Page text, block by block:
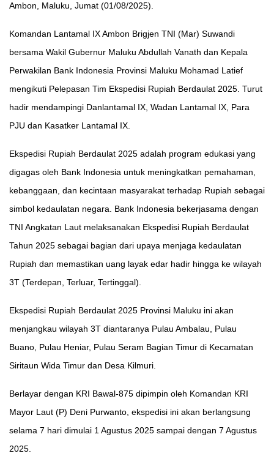
Ambon, Maluku, Jumat (01/08/2025).
Komandan Lantamal IX Ambon Brigjen TNI (Mar) Suwandi
bersama Wakil Gubernur Maluku Abdullah Vanath dan Kepala
Perwakilan Bank Indonesia Provinsi Maluku Mohamad Latief
mengikuti Pelepasan Tim Ekspedisi Rupiah Berdaulat 2025. Turut
hadir mendampingi Danlantamal IX, Wadan Lantamal IX, Para
PJU dan Kasatker Lantamal IX.
Ekspedisi Rupiah Berdaulat 2025 adalah program edukasi yang
digagas oleh Bank Indonesia untuk meningkatkan pemahaman,
kebanggaan, dan kecintaan masyarakat terhadap Rupiah sebagai
simbol kedaulatan negara. Bank Indonesia bekerjasama dengan
TNI Angkatan Laut melaksanakan Ekspedisi Rupiah Berdaulat
Tahun 2025 sebagai bagian dari upaya menjaga kedaulatan
Rupiah dan memastikan uang layak edar hadir hingga ke wilayah
3T (Terdepan, Terluar, Tertinggal).
Ekspedisi Rupiah Berdaulat 2025 Provinsi Maluku ini akan
menjangkau wilayah 3T diantaranya Pulau Ambalau, Pulau
Buano, Pulau Heniar, Pulau Seram Bagian Timur di Kecamatan
Siritaun Wida Timur dan Desa Kilmuri.
Berlayar dengan KRI Bawal-875 dipimpin oleh Komandan KRI
Mayor Laut (P) Deni Purwanto, ekspedisi ini akan berlangsung
selama 7 hari dimulai 1 Agustus 2025 sampai dengan 7 Agustus
2025.